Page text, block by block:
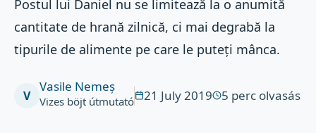
Postul lui Daniel nu se limitează la o anumită
cantitate de hrană zilnică, ci mai degrabă la
tipurile de alimente pe care le puteți mânca.
V
Vasile Nemeș
Vizes böjt útmutató 21 July 2019 5 perc olvasás